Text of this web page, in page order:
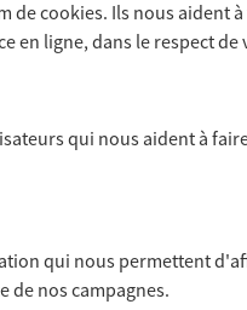
ensemble des solutions
vos collaborateurs...
&
decookies. Ils nous aident
en ligne, dans le respect de
qui nous aident à
qui nous permettent
de nos campagnes.